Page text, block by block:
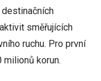
směřujících
ruchu. Pro první
korun.